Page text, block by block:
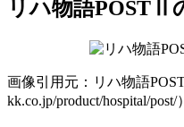
リハ物語POSTⅡ
画像引用元：リハ物語
kk.co.jp/product/hospital/post/）